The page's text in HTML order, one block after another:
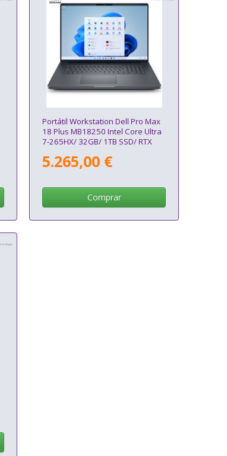
Portátil Workstation Dell Pro Max
18 Plus MB18250 Intel Core Ultra
7-265HX/ 32GB/ 1TB SSD/ RTX
Pro
5.265,00 €
Comprar